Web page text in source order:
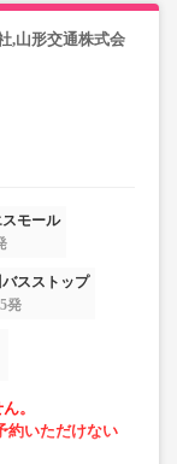
,山形交通株式会
モール
スストップ
発
。
約いただけない